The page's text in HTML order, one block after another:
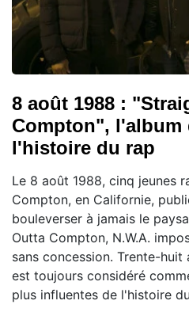
8 août 1988 :
Compton", l'album
l'histoire du rap
Le 8 août 1988, cinq jeunes
Compton, en Californie,
bouleverser à jamais le
Outta Compton, N.W.A.
sans concession. Trente-
est toujours considéré
plus influentes de l'histoire